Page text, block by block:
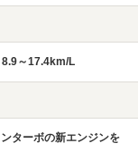
8.9～17.4km/L
ターボの新エンジンを